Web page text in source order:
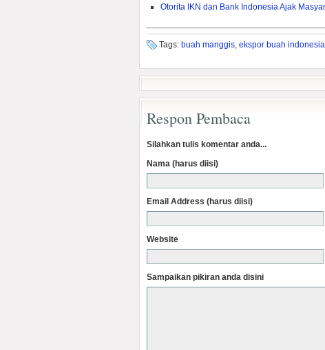
Otorita IKN dan Bank Indonesia Ajak
Tags: buah manggis, ekspor buah indonesia
Respon Pembaca
Silahkan tulis komentar anda...
Nama (harus diisi)
Email Address (harus diisi)
Website
Sampaikan pikiran anda disini